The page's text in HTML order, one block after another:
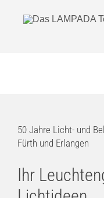
50 Jahre Licht- und
Fürth und Erlangen
Ihr